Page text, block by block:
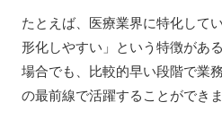
たとえば、医療業界に特化して
形化しやすい」という特徴があ
場合でも、比較的早い段階で業
の最前線で活躍することができま